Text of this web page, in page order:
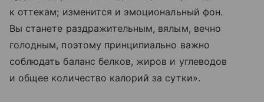
к оттекам; изменится и эмоциональный фон.
Вы станете раздражительным, вялым, вечно
голодным, поэтому принципиально важно
соблюдать баланс белков, жиров и углеводов
и общее количество калорий за сутки».